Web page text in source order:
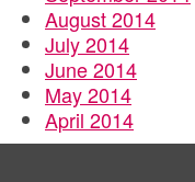
August 2014
July 2014
June 2014
May 2014
April 2014